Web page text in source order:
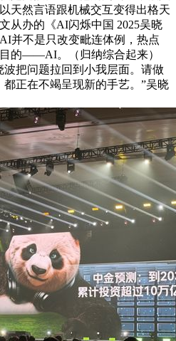
天然言语跟机械交互变得出格天
从办的《AI闪烁中国 2025吴晓
并不是只改变毗连体例，热点
的——AI。（归纳综合起来）
把问题拉回到小我层面。请做
正在不竭呈现新的手艺。”吴晓